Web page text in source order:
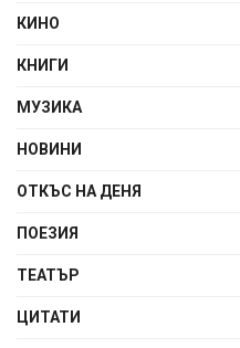
КИНО
КНИГИ
МУЗИКА
НОВИНИ
ОТКЪС НА ДЕНЯ
ПОЕЗИЯ
ТЕАТЪР
ЦИТАТИ